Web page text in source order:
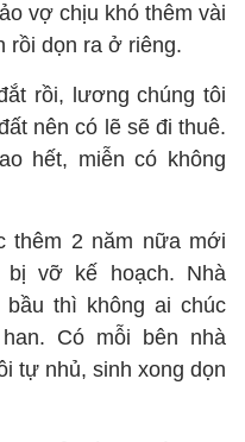
vợ chịu khó thêm vài
rồi dọn ra ở riêng.
rồi, lương chúng tôi
nên có lẽ sẽ đi thuê.
hết, miễn có không
thêm 2 năm nữa mới
bị vỡ kế hoạch. Nhà
thì không ai chúc
Có mỗi bên nhà
tự nhủ, sinh xong dọn